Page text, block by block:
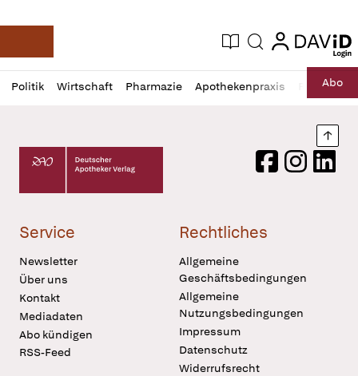
Deutsche Apotheker Zeitung
Aktuelle Ausgabe
Suche login
login
Politik Wirtschaft Pharmazie Apothekenpraxis RechtAbo
Profil
öffnen
Daz
Pur
Deutscher Apotheker Verlag Logo
FacebookInstagram
Service
Newsletter
Über uns
Kontakt
Mediadaten
Abo kündigen
RSS-Feed
Rechtliches
Allgemeine
Geschäftsbedingungen
Allgemeine
Nutzungsbedingungen
Impressum
Datenschutz
Widerrufsrecht